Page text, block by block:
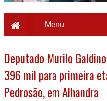
Deputado Murilo
396 mil para primeira
Pedrosão, em Alhandra